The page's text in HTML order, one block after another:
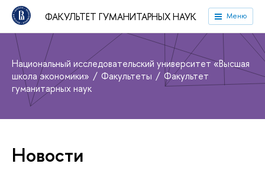
ФАКУЛЬТЕТ ГУМАНИТАРНЫХ НАУК Меню
Национальный исследовательский университет «Высшая
школа экономики»
Факультеты
Факультет
гуманитарных наук
Новости